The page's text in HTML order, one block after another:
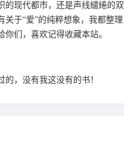
的现代都市，还是声线缱绻的双
关于“爱”的纯粹想象，我都整理
你们，喜欢记得收藏本站。
的，没有我这没有的书！